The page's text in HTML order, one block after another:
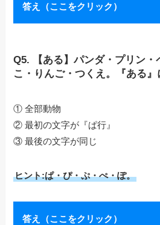
答え（ここをクリック）
Q5. 【ある】パンダ・プリン
こ・りんご・つくえ。『ある
① 全部動物
② 最初の文字が『ぱ行』
③ 最後の文字が同じ
ヒント:ぱ・ぴ・ぷ・ぺ・ぽ。
答え（ここをクリック）